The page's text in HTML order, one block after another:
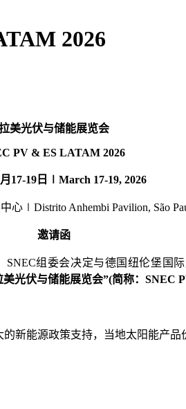
2026
美光伏与储能展览会
PV & ES LATAM 2026
17-19日∣March 17-19, 2026
心∣Distrito Anhembi Pavilion, São
邀请函
组委会决定与德国纽伦堡国
美光伏与储能展览会”(简称：SNEC
新能源政策支持，当地太阳能产